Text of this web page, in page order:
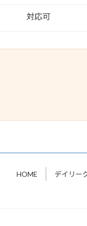
対応可
HOME デイリー